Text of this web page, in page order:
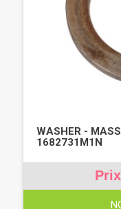
WASHER -
1682731M1N